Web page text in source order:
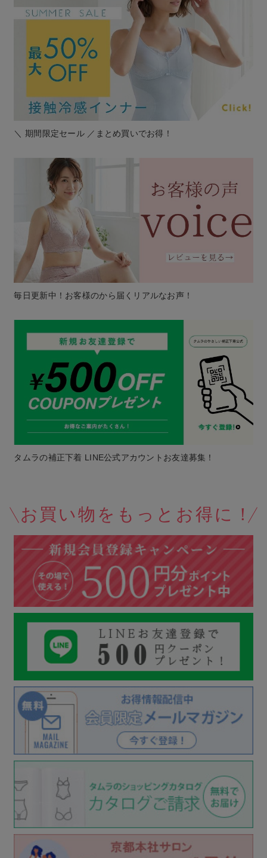
＼ 期間限定セール ／まとめ買いでお得！
毎日更新中！お客様のから届くリアルなお声！
タムラの補正下着 LINE公式アカウントお友達募集！
お買い物をもっとお得に！